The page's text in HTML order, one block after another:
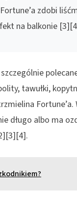
zdobi
na balkonie
tawułki,
długo albo ma